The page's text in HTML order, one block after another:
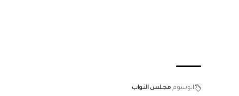
الوسوم مجلس النواب